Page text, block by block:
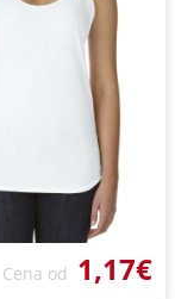
Cena od 1,17€